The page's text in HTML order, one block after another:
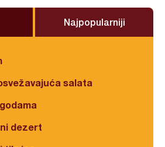
Najpopularniji
salata
dezert